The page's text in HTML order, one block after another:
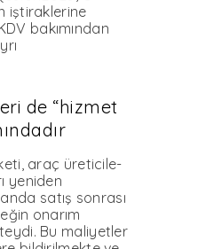
iştiraklerine
bakımından
de “hizmet
araç üreticile­
yeniden
satış sonrası
onarım
Bu maliyetler